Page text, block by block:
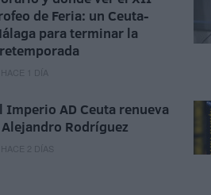
de Feria: un Ceuta-
para terminar la
HACE 1 DÍA
Imperio AD Ceuta renueva
Alejandro Rodríguez
HACE 2 DÍAS